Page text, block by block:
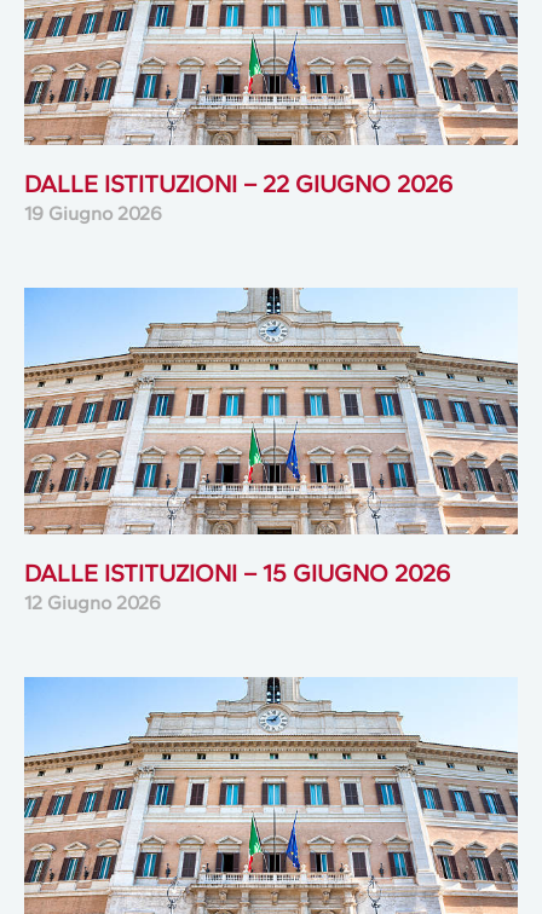
DALLE ISTITUZIONI – 22 GIUGNO 2026
19 Giugno 2026
DALLE ISTITUZIONI – 15 GIUGNO 2026
12 Giugno 2026